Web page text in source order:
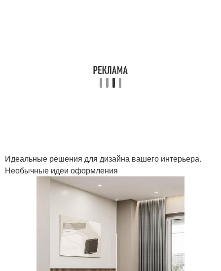
Идеальные решения для дизайна вашего интерьера.
Необычные идеи оформления